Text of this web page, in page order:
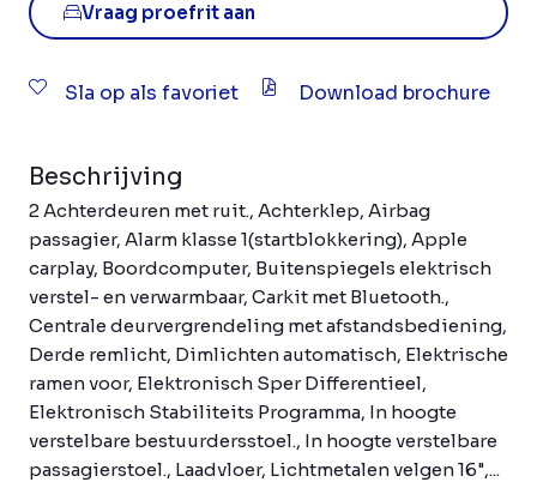
Vraag proefrit aan
Sla op als favoriet Download brochure
Beschrijving
2 Achterdeuren met ruit., Achterklep, Airbag
passagier, Alarm klasse 1(startblokkering), Apple
carplay, Boordcomputer, Buitenspiegels elektrisch
verstel- en verwarmbaar, Carkit met Bluetooth.,
Centrale deurvergrendeling met afstandsbediening,
Derde remlicht, Dimlichten automatisch, Elektrische
ramen voor, Elektronisch Sper Differentieel,
Elektronisch Stabiliteits Programma, In hoogte
verstelbare bestuurdersstoel., In hoogte verstelbare
passagierstoel., Laadvloer, Lichtmetalen velgen 16",...